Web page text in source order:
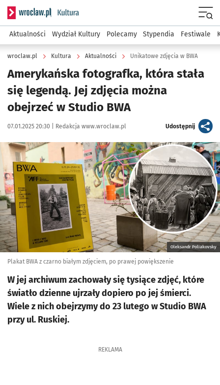
Serwis informacyjny wroclaw.pl podserwis: Kultura
Aktualności Wydział Kultury Polecamy Stypendia Festiwale
wroclaw.pl Kultura Aktualności Unikatowe zdjęcia w BWA
Amerykańska fotografka, która stała
się legendą. Jej zdjęcia można
obejrzeć w Studio BWA
Data publikacji:
07.01.2025 20:30 | Autor:
Redakcja www.wroclaw.pl Udostępnijartykuł
Kliknij, aby powiększyć
Oleksandr Poliakovsky
Plakat BWA z czarno białym zdjęciem, po prawej powiększenie
W jej archiwum zachowały się tysiące zdjęć, które
światło dzienne ujrzały dopiero po jej śmierci.
Wiele z nich obejrzymy do 23 lutego w Studio BWA
przy ul. Ruskiej.
REKLAMA